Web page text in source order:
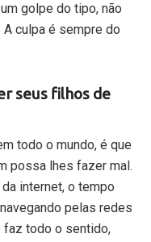
golpe do tipo, não
A culpa é sempre do
seus filhos de
todo o mundo, é que
possa lhes fazer mal.
internet, o tempo
pelas redes
faz todo o sentido,